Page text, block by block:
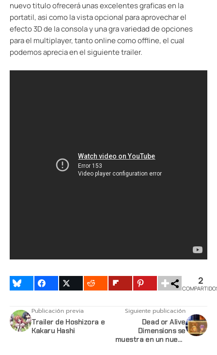
nuevo titulo ofrecerá unas excelentes graficas en la
portatil, asi como la vista opcional para aprovechar el
efecto 3D de la consola y una gra variedad de opciones
para el multiplayer, tanto online como offline, el cual
podemos aprecia en el siguiente trailer.
2
Publicación previa
Trailer de Hoshizora e
Kakaru Hashi
Siguiente publicación
Dead or Alive
Dimensions se
muestra en un nuevo